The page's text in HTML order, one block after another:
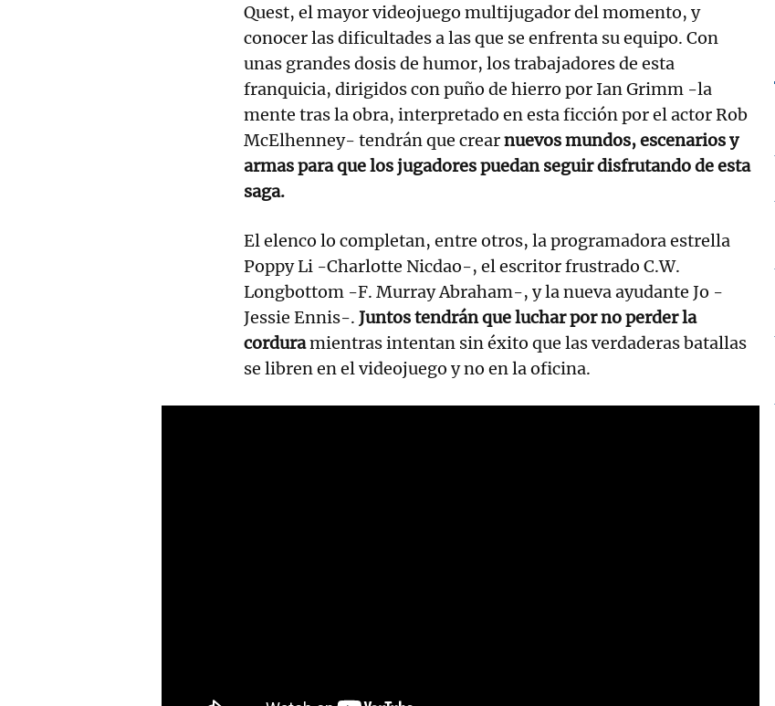
Quest, el mayor videojuego multijugador del momento, y
conocer las dificultades a las que se enfrenta su equipo. Con
unas grandes dosis de humor, los trabajadores de esta
franquicia, dirigidos con puño de hierro por Ian Grimm -la
mente tras la obra, interpretado en esta ficción por el actor Rob
McElhenney- tendrán que crearnuevos mundos, escenarios y
armas para que los jugadores puedan seguir disfrutando de esta
saga.
El elenco lo completan, entre otros, la programadora estrella
Poppy Li -Charlotte Nicdao-, el escritor frustrado C.W.
Longbottom -F. Murray Abraham-, y la nueva ayudante Jo -
Jessie Ennis-. Juntos tendrán que luchar por no perder la
corduramientras intentan sin éxito que las verdaderas batallas
se libren en el videojuego y no en la oficina.